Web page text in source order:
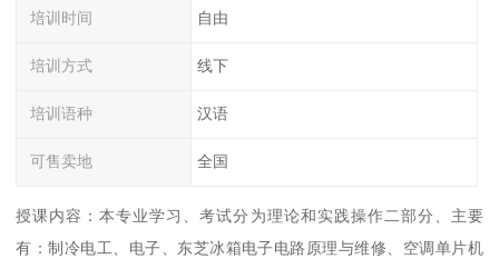
培训时间 自由
培训方式 线下
培训语种 汉语
可售卖地 全国
授课内容：本专业学习、考试分为理论和实践操作二部分、主要
有：制冷电工、电子、东芝冰箱电子电路原理与维修、空调单片机